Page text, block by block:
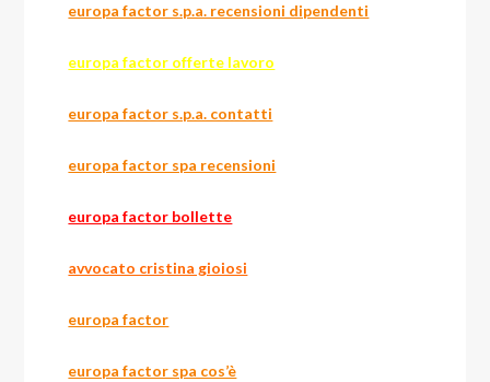
europa factor s.p.a. recensioni dipendenti
europa factor offerte lavoro
europa factor s.p.a. contatti
europa factor spa recensioni
europa factor bollette
avvocato cristina gioiosi
europa factor
europa factor spa cos’è